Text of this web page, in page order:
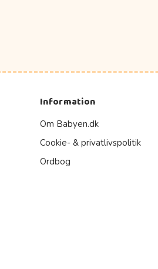
Information
Om Babyen.dk
Cookie- & privatlivspolitik
Ordbog